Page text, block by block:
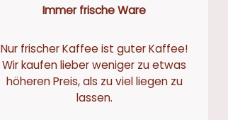
Immer frische Ware
Nur frischer Kaffee ist guter Kaffee!
Wir kaufen lieber weniger zu etwas
höheren Preis, als zu viel liegen zu
lassen.